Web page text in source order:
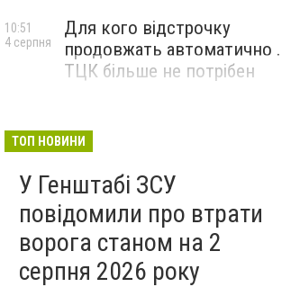
Для кого відстрочку
продовжать автоматично .
ТЦК більше не потрібен
10:51
4 серпня
ТОП НОВИНИ
У Генштабі ЗСУ
повідомили про втрати
ворога станом на 2
серпня 2026 року